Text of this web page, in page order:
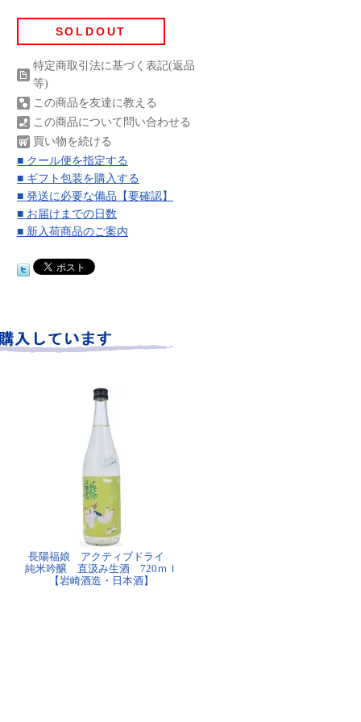
SOLDOUT
特定商取引法に基づく表記(返品
等)
この商品を友達に教える
この商品について問い合わせる
買い物を続ける
■ クール便を指定する
■ ギフト包装を購入する
■ 発送に必要な備品【要確認】
■ お届けまでの日数
■ 新入荷商品のご案内
長陽福娘 アクティブドライ
純米吟醸 直汲み生酒 720ｍｌ
【岩崎酒造・日本酒】